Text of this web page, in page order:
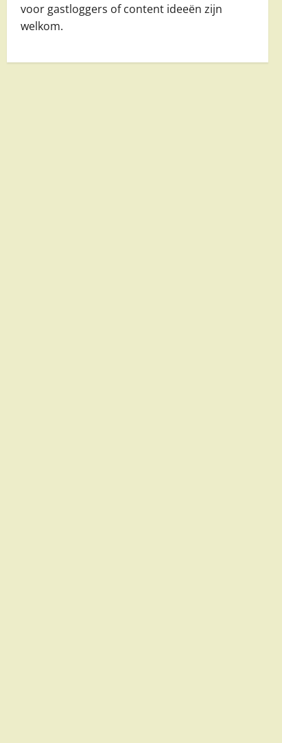
voor gastloggers of content ideeën zijn
welkom.